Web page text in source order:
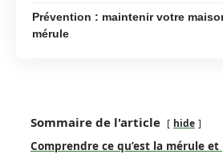
Prévention : maintenir votre
mérule
Sommaire de l'article hide
Comprendre ce qu’est la mérule